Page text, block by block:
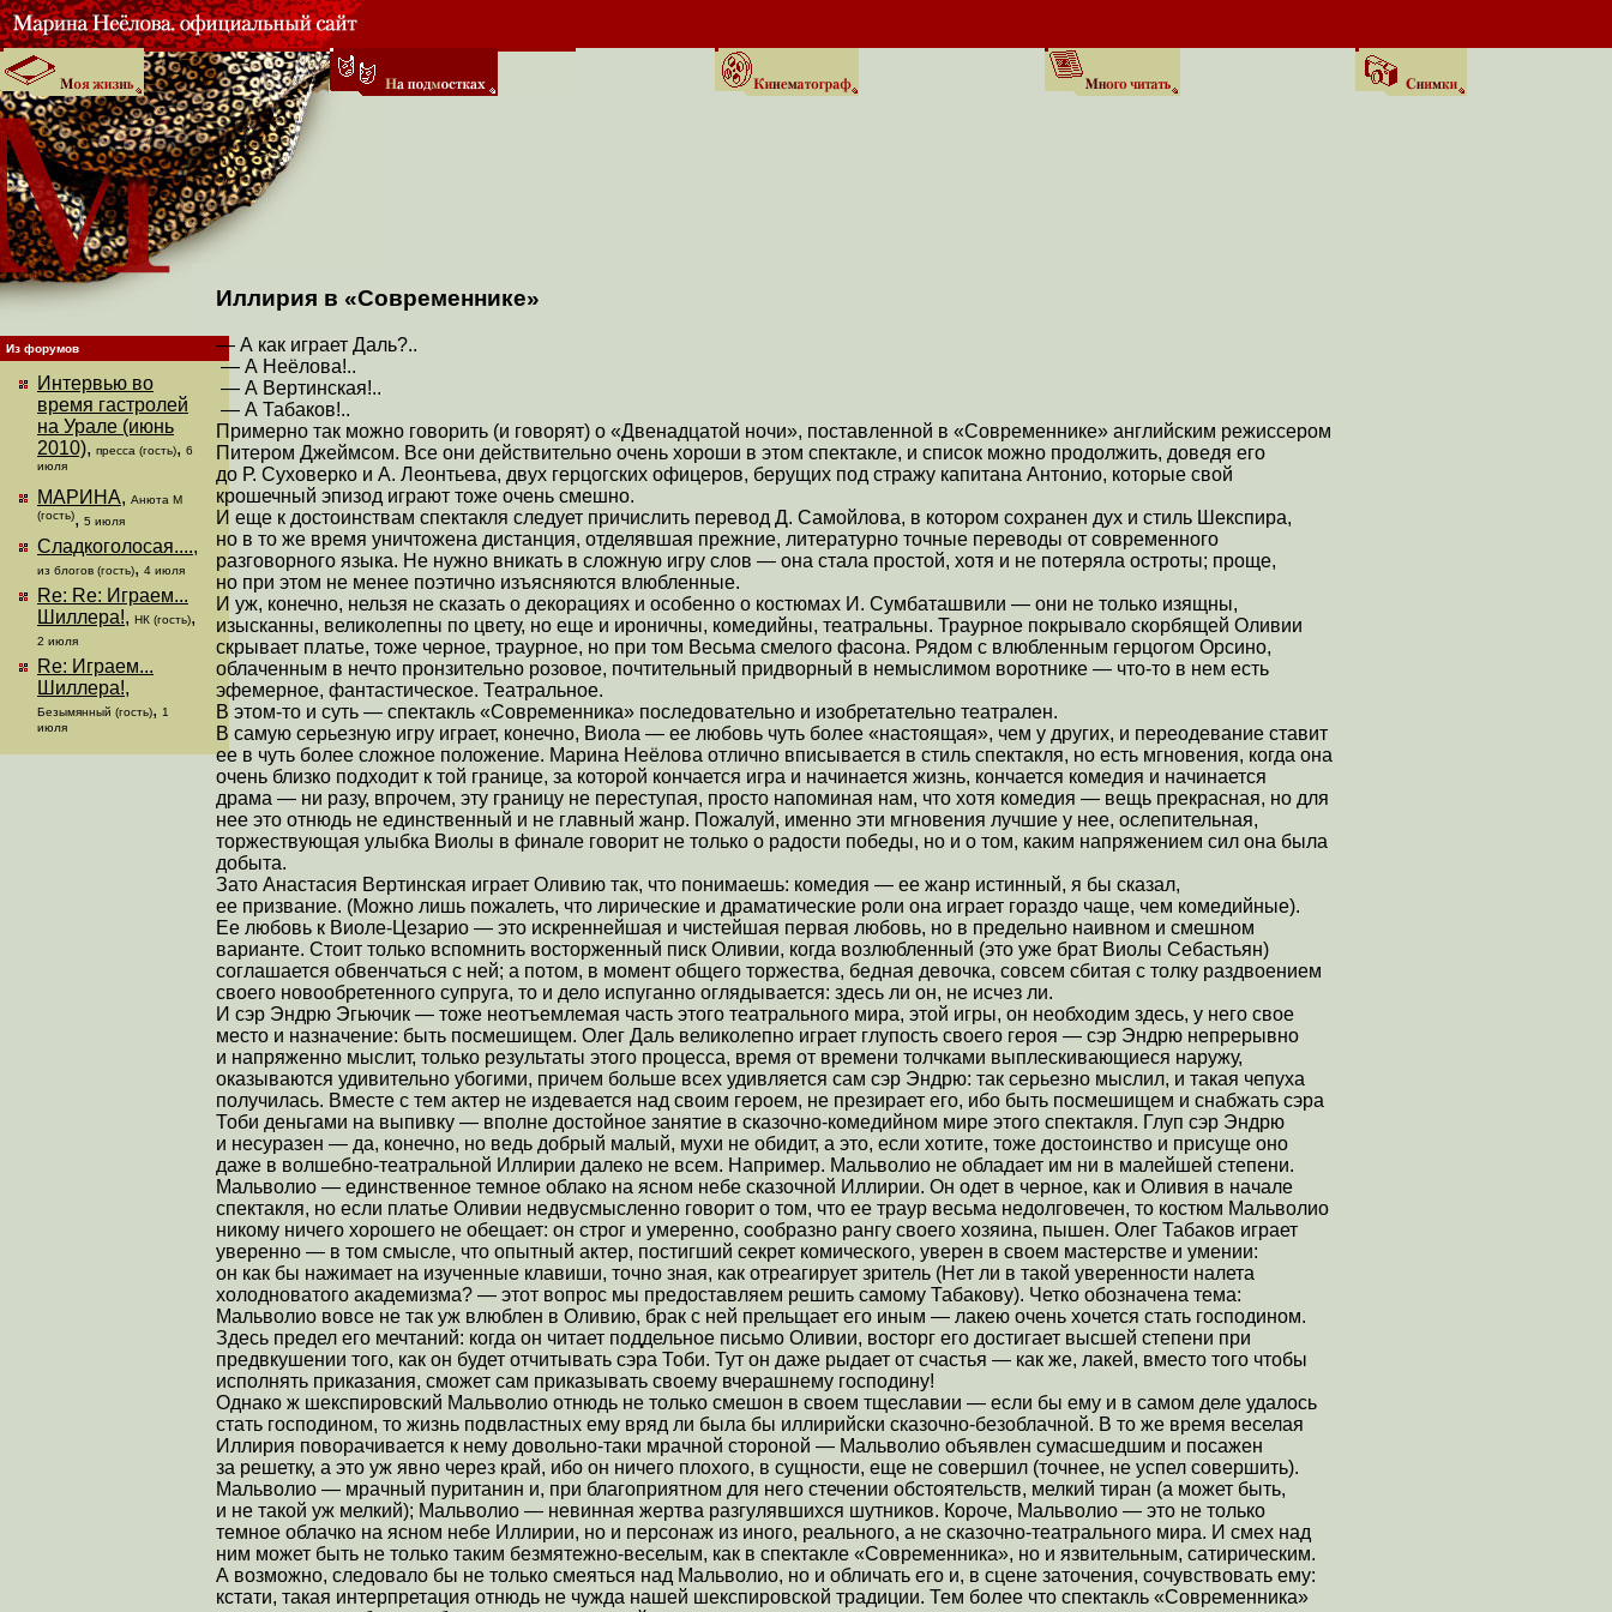
Из форумов
Интервью во
время гастролей
на Урале (июнь
2010), пресса (гость), 6
июля
МАРИНА, Анюта М
(гость), 5 июля
Сладкоголосая....,
из блогов (гость), 4 июля
Re: Re: Играем...
Шиллера!, НК (гость),
2 июля
Re: Играем...
Шиллера!,
Безымянный (гость), 1
июля
Иллирия в «Современнике»
— А как играет Даль?..
— А Неёлова!..
— А Вертинская!..
— А Табаков!..
Примерно так можно говорить (и говорят) о «Двенадцатой ночи», поставленной в «Современнике» английским режиссером
Питером Джеймсом. Все они действительно очень хороши в этом спектакле, и список можно продолжить, доведя его
до Р. Суховерко и А. Леонтьева, двух герцогских офицеров, берущих под стражу капитана Антонио, которые свой
крошечный эпизод играют тоже очень смешно.
И еще к достоинствам спектакля следует причислить перевод Д. Самойлова, в котором сохранен дух и стиль Шекспира,
но в то же время уничтожена дистанция, отделявшая прежние, литературно точные переводы от современного
разговорного языка. Не нужно вникать в сложную игру слов — она стала простой, хотя и не потеряла остроты; проще,
но при этом не менее поэтично изъясняются влюбленные.
И уж, конечно, нельзя не сказать о декорациях и особенно о костюмах И. Сумбаташвили — они не только изящны,
изысканны, великолепны по цвету, но еще и ироничны, комедийны, театральны. Траурное покрывало скорбящей Оливии
скрывает платье, тоже черное, траурное, но при том Весьма смелого фасона. Рядом с влюбленным герцогом Орсино,
облаченным в нечто пронзительно розовое, почтительный придворный в немыслимом воротнике — что-то в нем есть
эфемерное, фантастическое. Театральное.
В этом-то и суть — спектакль «Современника» последовательно и изобретательно театрален.
В самую серьезную игру играет, конечно, Виола — ее любовь чуть более «настоящая», чем у других, и переодевание ставит
ее в чуть более сложное положение. Марина Неёлова отлично вписывается в стиль спектакля, но есть мгновения, когда она
очень близко подходит к той границе, за которой кончается игра и начинается жизнь, кончается комедия и начинается
драма — ни разу, впрочем, эту границу не переступая, просто напоминая нам, что хотя комедия — вещь прекрасная, но для
нее это отнюдь не единственный и не главный жанр. Пожалуй, именно эти мгновения лучшие у нее, ослепительная,
торжествующая улыбка Виолы в финале говорит не только о радости победы, но и о том, каким напряжением сил она была
добыта.
Зато Анастасия Вертинская играет Оливию так, что понимаешь: комедия — ее жанр истинный, я бы сказал,
ее призвание. (Можно лишь пожалеть, что лирические и драматические роли она играет гораздо чаще, чем комедийные).
Ее любовь к Виоле-Цезарио — это искреннейшая и чистейшая первая любовь, но в предельно наивном и смешном
варианте. Стоит только вспомнить восторженный писк Оливии, когда возлюбленный (это уже брат Виолы Себастьян)
соглашается обвенчаться с ней; а потом, в момент общего торжества, бедная девочка, совсем сбитая с толку раздвоением
своего новообретенного супруга, то и дело испуганно оглядывается: здесь ли он, не исчез ли.
И сэр Эндрю Эгьючик — тоже неотъемлемая часть этого театрального мира, этой игры, он необходим здесь, у него свое
место и назначение: быть посмешищем. Олег Даль великолепно играет глупость своего героя — сэр Эндрю непрерывно
и напряженно мыслит, только результаты этого процесса, время от времени толчками выплескивающиеся наружу,
оказываются удивительно убогими, причем больше всех удивляется сам сэр Эндрю: так серьезно мыслил, и такая чепуха
получилась. Вместе с тем актер не издевается над своим героем, не презирает его, ибо быть посмешищем и снабжать сэра
Тоби деньгами на выпивку — вполне достойное занятие в сказочно-комедийном мире этого спектакля. Глуп сэр Эндрю
и несуразен — да, конечно, но ведь добрый малый, мухи не обидит, а это, если хотите, тоже достоинство и присуще оно
даже в волшебно-театральной Иллирии далеко не всем. Например. Мальволио не обладает им ни в малейшей степени.
Мальволио — единственное темное облако на ясном небе сказочной Иллирии. Он одет в черное, как и Оливия в начале
спектакля, но если платье Оливии недвусмысленно говорит о том, что ее траур весьма недолговечен, то костюм Мальволио
никому ничего хорошего не обещает: он строг и умеренно, сообразно рангу своего хозяина, пышен. Олег Табаков играет
уверенно — в том смысле, что опытный актер, постигший секрет комического, уверен в своем мастерстве и умении:
он как бы нажимает на изученные клавиши, точно зная, как отреагирует зритель (Нет ли в такой уверенности налета
холодноватого академизма? — этот вопрос мы предоставляем решить самому Табакову). Четко обозначена тема:
Мальволио вовсе не так уж влюблен в Оливию, брак с ней прельщает его иным — лакею очень хочется стать господином.
Здесь предел его мечтаний: когда он читает поддельное письмо Оливии, восторг его достигает высшей степени при
предвкушении того, как он будет отчитывать сэра Тоби. Тут он даже рыдает от счастья — как же, лакей, вместо того чтобы
исполнять приказания, сможет сам приказывать своему вчерашнему господину!
Однако ж шекспировский Мальволио отнюдь не только смешон в своем тщеславии — если бы ему и в самом деле удалось
стать господином, то жизнь подвластных ему вряд ли была бы иллирийски сказочно-безоблачной. В то же время веселая
Иллирия поворачивается к нему довольно-таки мрачной стороной — Мальволио объявлен сумасшедшим и посажен
за решетку, а это уж явно через край, ибо он ничего плохого, в сущности, еще не совершил (точнее, не успел совершить).
Мальволио — мрачный пуританин и, при благоприятном для него стечении обстоятельств, мелкий тиран (а может быть,
и не такой уж мелкий); Мальволио — невинная жертва разгулявшихся шутников. Короче, Мальволио — это не только
темное облачко на ясном небе Иллирии, но и персонаж из иного, реального, а не сказочно-театрального мира. И смех над
ним может быть не только таким безмятежно-веселым, как в спектакле «Современника», но и язвительным, сатирическим.
А возможно, следовало бы не только смеяться над Мальволио, но и обличать его и, в сцене заточения, сочувствовать ему:
кстати, такая интерпретация отнюдь не чужда нашей шекспировской традиции. Тем более что спектакль «Современника»